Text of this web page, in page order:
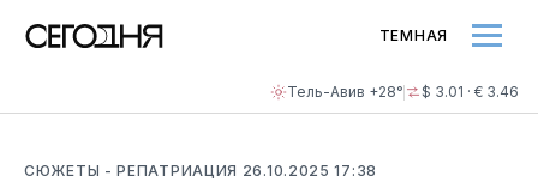
Тель-Авив +28° $ 3.01 · € 3.46
ТЕМНАЯ
СЮЖЕТЫ - РЕПАТРИАЦИЯ 26.10.2025 17:38